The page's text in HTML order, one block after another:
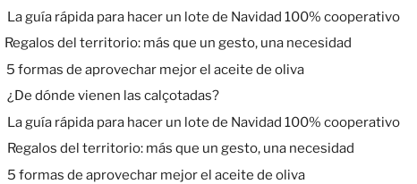
La guía rápida para hacer un lote de Navidad 100% cooperativo
Regalos del territorio: más que un gesto, una necesidad
5 formas de aprovechar mejor el aceite de oliva
¿De dónde vienen las calçotadas?
La guía rápida para hacer un lote de Navidad 100% cooperativo
Regalos del territorio: más que un gesto, una necesidad
5 formas de aprovechar mejor el aceite de oliva